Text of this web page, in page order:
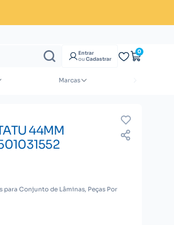
Entrar
ouCadastrar
0
Marcas
44MM
para Conjunto de Lâminas, Peças Por